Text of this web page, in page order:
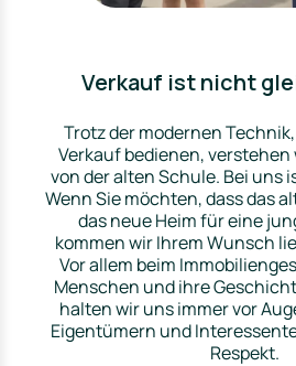
Verkauf ist nicht
Trotz der modernen
Verkauf bedienen, verstehen
von der alten Schule. Bei uns
Wenn Sie möchten, dass das
das neue Heim für eine
kommen wir Ihrem Wunsch
Vor allem beim
Menschen und ihre
halten wir uns immer vor
Eigentümern und
Respekt.